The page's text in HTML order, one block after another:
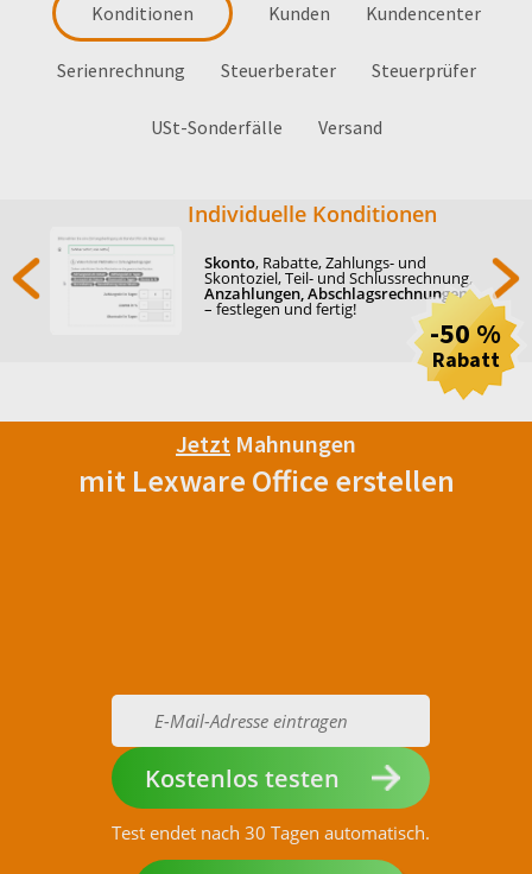
Konditionen Kunden Kundencenter
Serienrechnung Steuerberater Steuerprüfer
USt-Sonderfälle Versand
Individuelle Konditionen
Skonto, Rabatte, Zahlungs- und
Skontoziel, Teil- und Schlussrechnung,
Anzahlungen, Abschlagsrechnungen
– festlegen und fertig!
Jetzt Mahnungen
mit Lexware Office erstellen
Kostenlos testen
Test endet nach 30 Tagen automatisch.
-50 %
Rabatt